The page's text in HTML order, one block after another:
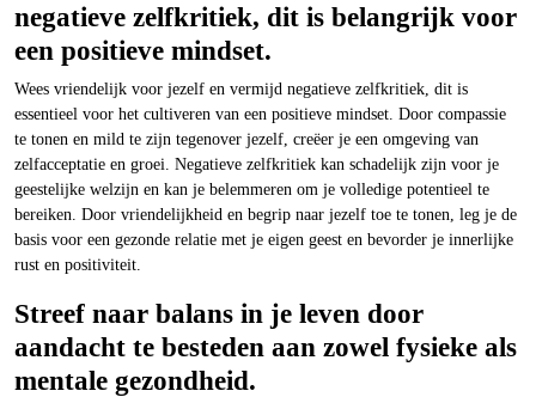
negatieve zelfkritiek, dit is belangrijk voor
een positieve mindset.
Wees vriendelijk voor jezelf en vermijd negatieve zelfkritiek, dit is
essentieel voor het cultiveren van een positieve mindset. Door compassie
te tonen en mild te zijn tegenover jezelf, creëer je een omgeving van
zelfacceptatie en groei. Negatieve zelfkritiek kan schadelijk zijn voor je
geestelijke welzijn en kan je belemmeren om je volledige potentieel te
bereiken. Door vriendelijkheid en begrip naar jezelf toe te tonen, leg je de
basis voor een gezonde relatie met je eigen geest en bevorder je innerlijke
rust en positiviteit.
Streef naar balans in je leven door
aandacht te besteden aan zowel fysieke als
mentale gezondheid.